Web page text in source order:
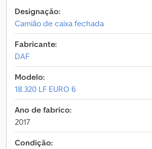
Designação:
Camião de caixa fechada
Fabricante:
DAF
Modelo:
18.320 LF EURO 6
Ano de fabrico:
2017
Condição: